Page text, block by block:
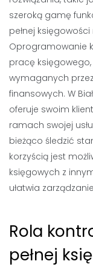
szeroką gamę
pełnej
Oprogramowanie
pracę
wymaganych
finansowych. W
oferuje swoim
ramach swojej
bieżąco śledzić
korzyścią jest
księgowych z
ułatwia
Rola
pełnej